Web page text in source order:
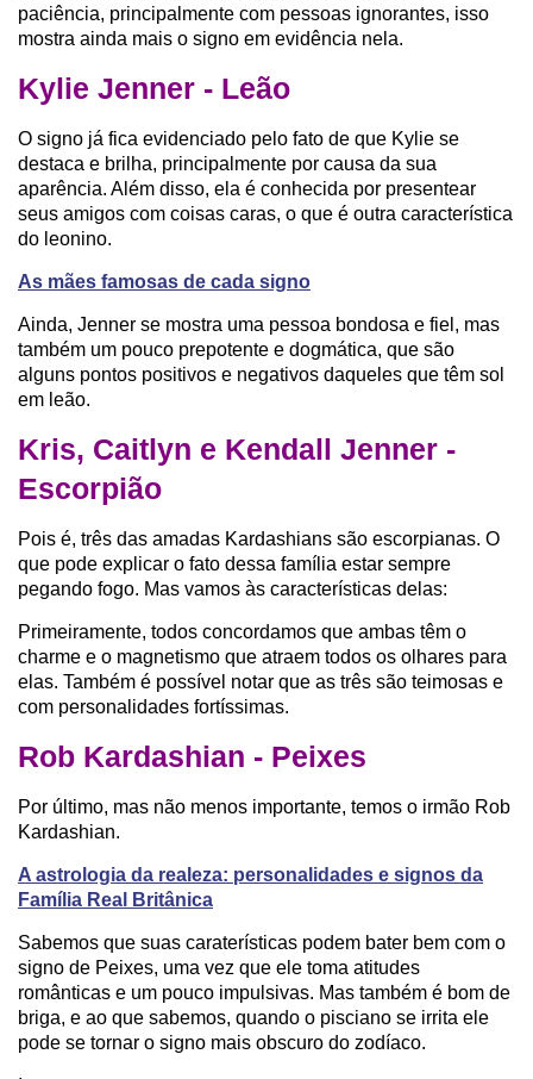
paciência, principalmente com pessoas ignorantes, isso
mostra ainda mais o signo em evidência nela.
Kylie Jenner - Leão
O signo já fica evidenciado pelo fato de que Kylie se
destaca e brilha, principalmente por causa da sua
aparência. Além disso, ela é conhecida por presentear
seus amigos com coisas caras, o que é outra característica
do leonino.
As mães famosas de cada signo
Ainda, Jenner se mostra uma pessoa bondosa e fiel, mas
também um pouco prepotente e dogmática, que são
alguns pontos positivos e negativos daqueles que têm sol
em leão.
Kris, Caitlyn e Kendall Jenner -
Escorpião
Pois é, três das amadas Kardashians são escorpianas. O
que pode explicar o fato dessa família estar sempre
pegando fogo. Mas vamos às características delas:
Primeiramente, todos concordamos que ambas têm o
charme e o magnetismo que atraem todos os olhares para
elas. Também é possível notar que as três são teimosas e
com personalidades fortíssimas.
Rob Kardashian - Peixes
Por último, mas não menos importante, temos o irmão Rob
Kardashian.
A astrologia da realeza: personalidades e signos da
Família Real Britânica
Sabemos que suas caraterísticas podem bater bem com o
signo de Peixes, uma vez que ele toma atitudes
românticas e um pouco impulsivas. Mas também é bom de
briga, e ao que sabemos, quando o pisciano se irrita ele
pode se tornar o signo mais obscuro do zodíaco.